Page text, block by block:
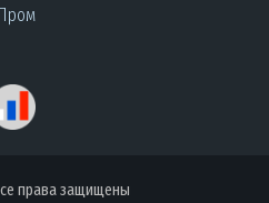
права защищены